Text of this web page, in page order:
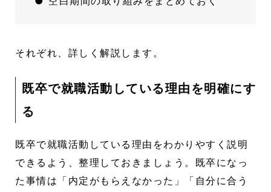
それぞれ、詳しく解説します。
既卒で就職活動している理由を明確にす
る
既卒で就職活動している理由をわかりやすく説明
できるよう、整理しておきましょう。既卒になっ
た事情は「内定がもらえなかった」「自分に合う